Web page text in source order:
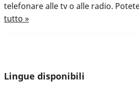
telefonare alle tv o alle radio.
tutto »
Lingue disponibili